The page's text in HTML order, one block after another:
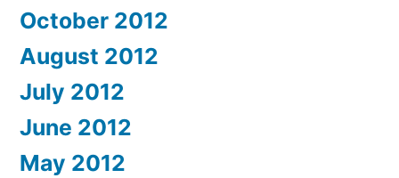
October 2012
August 2012
July 2012
June 2012
May 2012